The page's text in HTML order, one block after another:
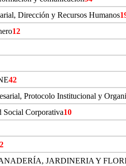
Dirección y Recursos Humanos
12
42
Protocolo Institucional y
Social Corporativa10
2
JARDINERIA Y